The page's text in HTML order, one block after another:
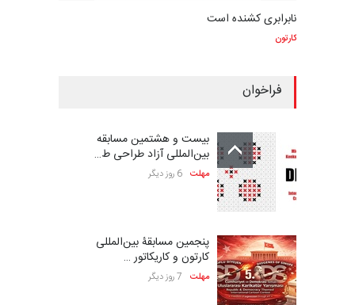
نابرابری کشنده است
کارتون
فراخوان
بیست و هشتمین مسابقه
بین‌المللی آزاد طراحی ط…
مهلت 6 روز دیگر
پنجمین مسابقۀ بین‌المللی
کارتون و کاریکاتور …
مهلت 7 روز دیگر